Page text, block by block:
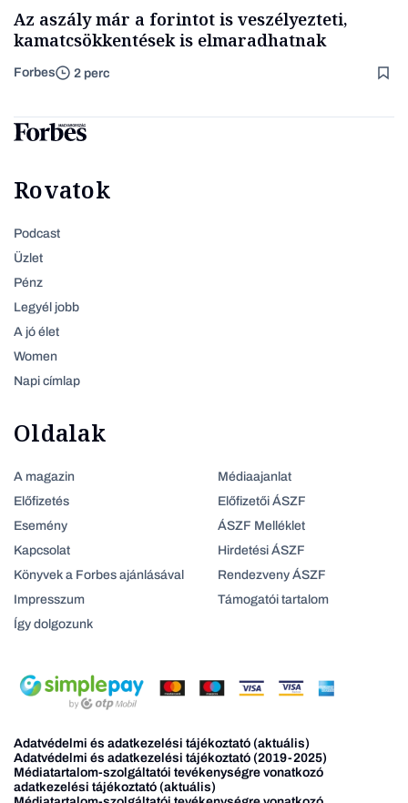
Az aszály már a forintot is veszélyezteti,
kamatcsökkentések is elmaradhatnak
Forbes 2 perc
Rovatok
Podcast
Üzlet
Pénz
Legyél jobb
A jó élet
Women
Napi címlap
Oldalak
A magazin
Előfizetés
Esemény
Kapcsolat
Könyvek a Forbes ajánlásával
Impresszum
Így dolgozunk
Médiaajanlat
Előfizetői ÁSZF
ÁSZF Melléklet
Hirdetési ÁSZF
Rendezveny ÁSZF
Támogatói tartalom
Adatvédelmi és adatkezelési tájékoztató (aktuális)
Adatvédelmi és adatkezelési tájékoztató (2019-2025)
Médiatartalom-szolgáltatói tevékenységre vonatkozó
adatkezelési tájékoztató (aktuális)